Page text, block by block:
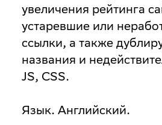
увеличения рейтинга
устаревшие или
ссылки, а также
названия и
JS, CSS.
Язык. Английский.